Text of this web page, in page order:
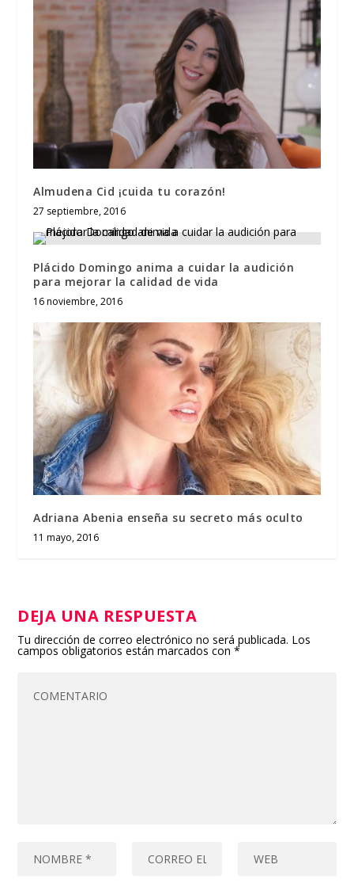
Almudena Cid ¡cuida tu corazón!
27 septiembre, 2016
Plácido Domingo anima a cuidar la audición
para mejorar la calidad de vida
16 noviembre, 2016
Adriana Abenia enseña su secreto más oculto
11 mayo, 2016
DEJA UNA RESPUESTA
Tu dirección de correo electrónico no será publicada. Los
campos obligatorios están marcados con*